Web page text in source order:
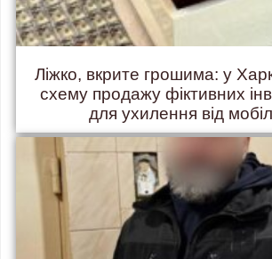
Ліжко, вкрите грошима: у
схему продажу фіктивних
для ухилення від